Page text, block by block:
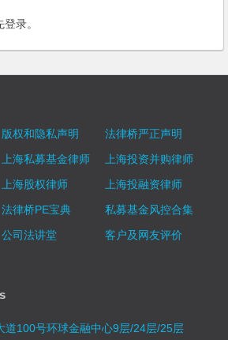
登录。
版权和隐私声明
法律桥严正声明
上海私募基金律师
上海投资并购律师
上海股权律师
上海投融资律师
法律桥PE宝典
私募基金风控合集
公司法讲堂
客户及网友评价
道100号环球金融中心9层/24层/25层